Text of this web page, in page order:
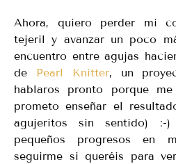
Ahora, quiero perder mi
tejeril y avanzar un poco
encuentro entre agujas
de
Pearl Knitter, un
hablaros pronto porque
prometo enseñar el
agujeritos sin sentido) :-
pequeños progresos en
seguirme si queréis para